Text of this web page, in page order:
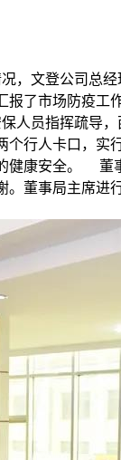
，文登公司
了市场防疫
人员指挥疏导
行人卡口，
健康安全。
。董事局主